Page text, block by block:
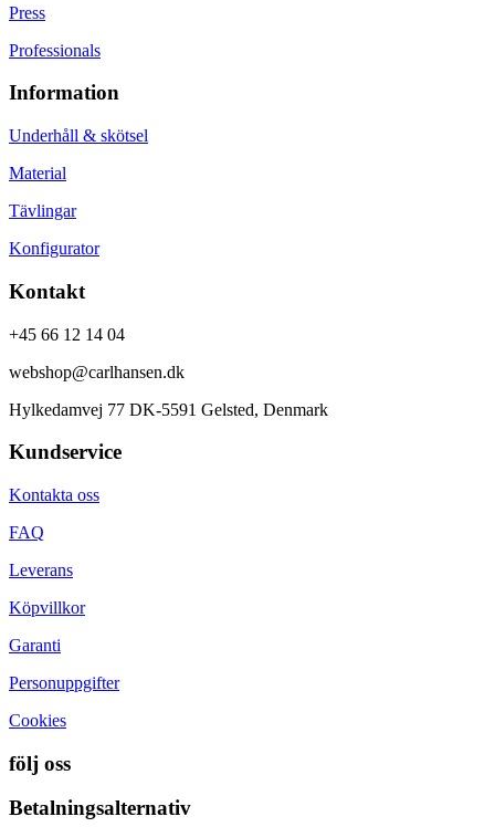
Press
Professionals
Information
Underhåll & skötsel
Material
Tävlingar
Konfigurator
Kontakt
+45 66 12 14 04
webshop@carlhansen.dk
Hylkedamvej 77 DK-5591 Gelsted, Denmark
Kundservice
Kontakta oss
FAQ
Leverans
Köpvillkor
Garanti
Personuppgifter
Cookies
följ oss
Betalningsalternativ